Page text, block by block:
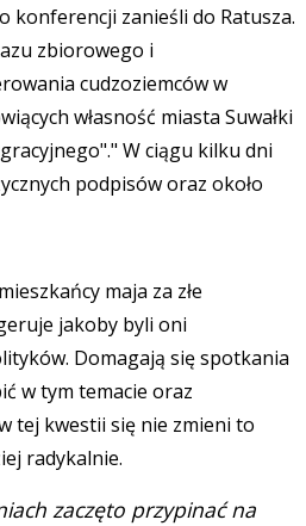
konferencji zanieśli do Ratusza.
zbiorowego i
cudzoziemców w
własność miasta Suwałki
W ciągu kilku dni
podpisów oraz około
maja za złe
jakoby byli oni
Domagają się spotkania
w tym temacie oraz
tej kwestii się nie zmieni to
radykalnie.
zaczęto przypinać na